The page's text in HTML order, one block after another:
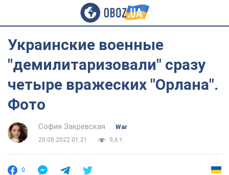
Украинские военные
"демилитаризовали" сразу
четыре вражеских "Орлана".
Фото
София Закревская
War
20.08.2022 01:21
9,6 т.
0